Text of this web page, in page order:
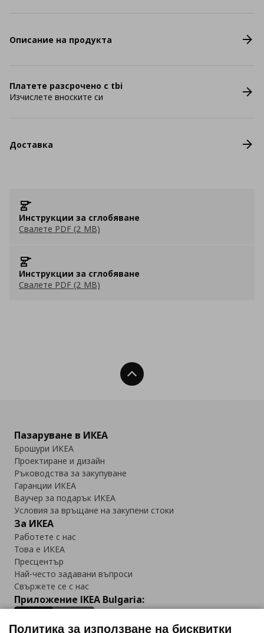
Описание на продукта
Платете разсрочено с tbi
Изчислете вноските си
Доставка
Инструкции за сглобяване
Свалете PDF (2 MB)
Инструкции за сглобяване
Свалете PDF (2 MB)
Нагоре
Пазаруване в ИКЕА
Брошури ИКЕА
Проектиране и дизайн
Ръководства за закупуване
Гаранции ИКЕА
Ваучер за подарък ИКЕА
Условия за връщане на закупени стоки
За ИКЕА
Работете с нас
Това е ИКЕА
Пресцентър
Най-често задавани въпроси
Свържете се с нас
Приложение IKEA Bulgaria:
Политика за използване на бисквитки